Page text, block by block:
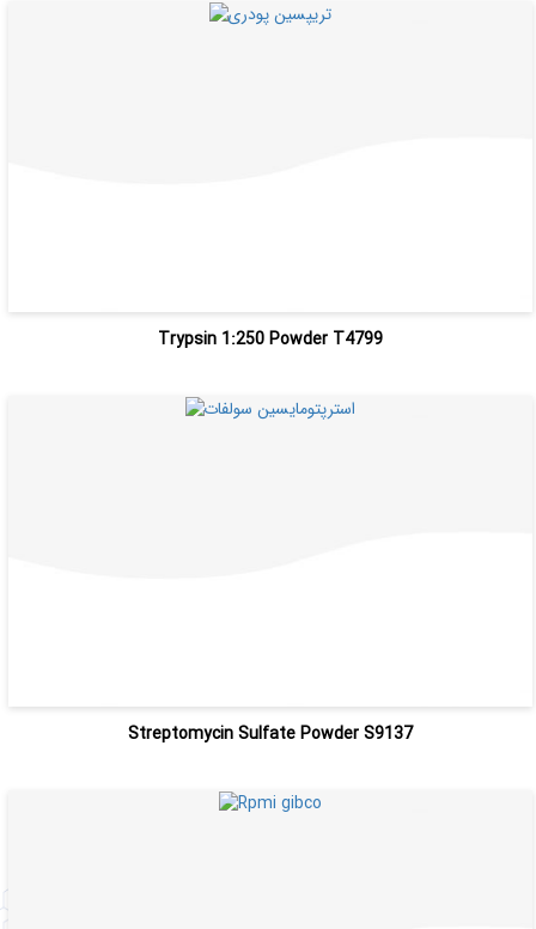
Trypsin 1:250 Powder T4799
Streptomycin Sulfate Powder S9137